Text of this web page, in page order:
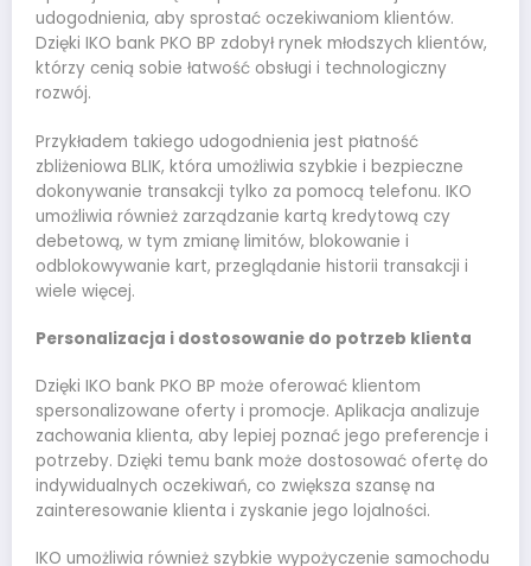
udogodnienia, aby sprostać oczekiwaniom klientów.
Dzięki IKO bank PKO BP zdobył rynek młodszych klientów,
którzy cenią sobie łatwość obsługi i technologiczny
rozwój.
Przykładem takiego udogodnienia jest płatność
zbliżeniowa BLIK, która umożliwia szybkie i bezpieczne
dokonywanie transakcji tylko za pomocą telefonu. IKO
umożliwia również zarządzanie kartą kredytową czy
debetową, w tym zmianę limitów, blokowanie i
odblokowywanie kart, przeglądanie historii transakcji i
wiele więcej.
Personalizacja i dostosowanie do potrzeb klienta
Dzięki IKO bank PKO BP może oferować klientom
spersonalizowane oferty i promocje. Aplikacja analizuje
zachowania klienta, aby lepiej poznać jego preferencje i
potrzeby. Dzięki temu bank może dostosować ofertę do
indywidualnych oczekiwań, co zwiększa szansę na
zainteresowanie klienta i zyskanie jego lojalności.
IKO umożliwia również szybkie wypożyczenie samochodu